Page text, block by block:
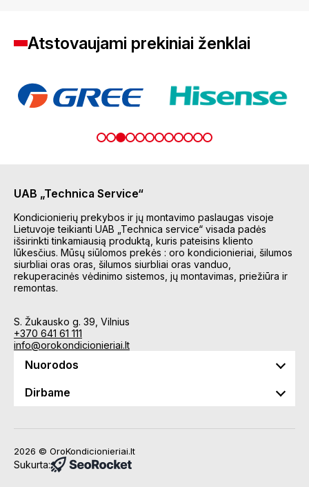
Atstovaujami prekiniai ženklai
UAB „Technica Service“
Kondicionierių prekybos ir jų montavimo paslaugas visoje
Lietuvoje teikianti UAB „Technica service“ visada padės
išsirinkti tinkamiausią produktą, kuris pateisins kliento
lūkesčius. Mūsų siūlomos prekės : oro kondicionieriai, šilumos
siurbliai oras oras, šilumos siurbliai oras vanduo,
rekuperacinės vėdinimo sistemos, jų montavimas, priežiūra ir
remontas.
S. Žukausko g. 39, Vilnius
+370 641 61 111
info@orokondicionieriai.lt
Nuorodos
Dirbame
2026 © OroKondicionieriai.lt
Sukurta: